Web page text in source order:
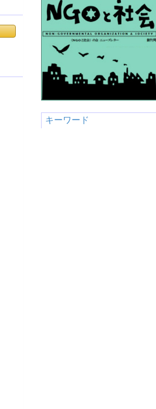
キーワード